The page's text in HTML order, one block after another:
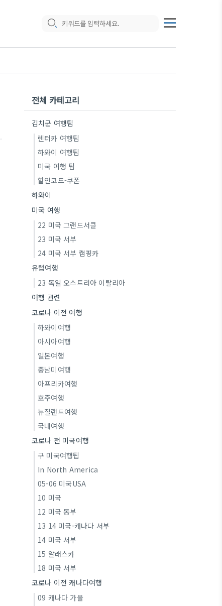
전체 카테고리
김치군 여행팁
렌터카 여행팁
하와이 여행팁
미국 여행 팁
할인코드-쿠폰
하와이
미국 여행
22 미국 그랜드서클
23 미국 서부
24 미국 서부 캠핑카
유럽여행
23 독일 오스트리아 이탈리아
여행 관련
코로나 이전 여행
하와이여행
아시아여행
일본여행
중남미여행
아프리카여행
호주여행
뉴질랜드여행
국내여행
코로나 전 미국여행
구 미국여행팁
In North America
05-06 미국USA
10 미국
12 미국 동부
13 14 미국-캐나다 서부
14 미국 서부
15 알래스카
18 미국 서부
코로나 이전 캐나다여행
09 캐나다 가을